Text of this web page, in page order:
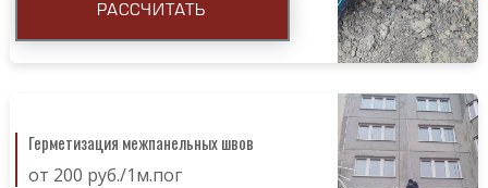
РАССЧИТАТЬ
Герметизация межпанельных швов
от 200 руб./1м.пог